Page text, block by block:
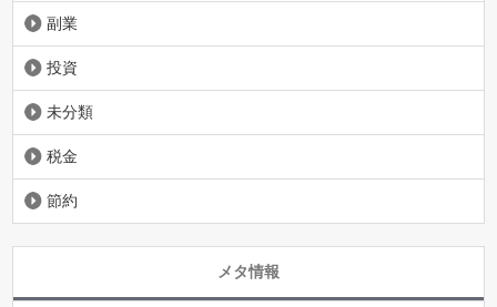
副業
投資
未分類
税金
節約
メタ情報